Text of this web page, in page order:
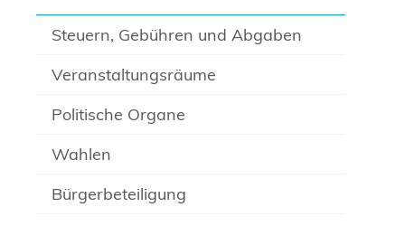
Steuern, Gebühren und Abgaben
Veranstaltungsräume
Politische Organe
Wahlen
Bürgerbeteiligung